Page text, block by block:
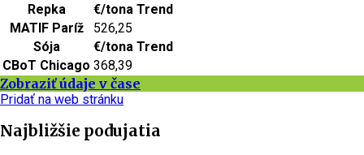
Repka
€/tona Trend
MATIF Paríž
526,25
Sója
€/tona Trend
CBoT Chicago 368,39
Zobraziť údaje v čase
Pridať na web stránku
Najbližšie podujatia